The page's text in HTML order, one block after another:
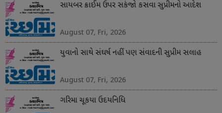
સાયબર ક્રાઈમ ઉપર સકંજો કસવા સુપ્રીમનો આદેશ
August 07, Fri, 2026
યુવાનો સાથે સંઘર્ષ નહીં પણ સંવાદની સુપ્રીમ સલાહ
August 07, Fri, 2026
ગરિમા ચૂકયા ઉદયનિધિ